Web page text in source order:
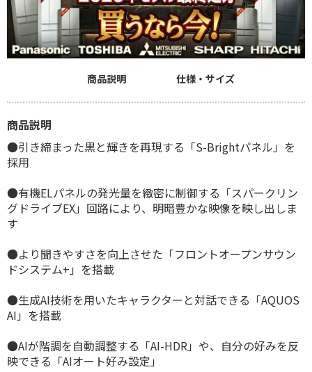
商品説明 仕様・サイズ
商品説明
●引き締まった黒と輝きを再現する「S-Brightパネル」を
採用
●有機ELパネルの発光量を緻密に制御する「スパークリン
グドライブEX」回路により、明暗豊かな映像を映し出しま
す
●より聞きやすさを向上させた「フロントオープンサウン
ドシステム+」を搭載
●生成AI技術を用いたキャラクターと対話できる「AQUOS
AI」を搭載
●AIが階調を自動調整する「AI-HDR」や、自分の好みを反
映できる「AIオート好み設定」